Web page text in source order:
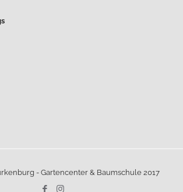
- Gartencenter & Baumschule 2017